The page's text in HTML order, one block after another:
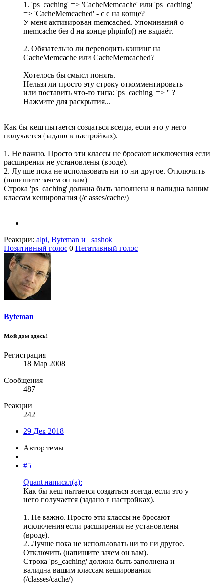
1. 'ps_caching' => 'CacheMemcache' или 'ps_caching'
=> 'CacheMemcached' - c d на конце?
У меня активирован memcached. Упоминаний о
memcache без d на конце phpinfo() не выдаёт.
2. Обязательно ли переводить кэшинг на
CacheMemcache или CacheMemcached?
Хотелось бы смысл понять.
Нельзя ли просто эту строку откомментировать
или поставить что-то типа: 'ps_caching' => '' ?
Нажмите для раскрытия...
Как бы кеш пытается создаться всегда, если это у него
получается (задано в настройках).
1. Не важно. Просто эти классы не бросают исключения если
расширения не установлены (вроде).
2. Лучше пока не использовать ни то ни другое. Отключить
(напишите зачем он вам).
Строка 'ps_caching' должна быть заполнена и валидна вашим
классам кеширования (/classes/cache/)
Реакции: alpi, Byteman и
_sashok
Позитивный голос 0 Негативный голос
Byteman
Мой дом здесь!
Регистрация
18 Мар 2008
Сообщения
487
Реакции
242
29 Дек 2018
Автор темы
#5
Quant написал(а):
Как бы кеш пытается создаться всегда, если это у
него получается (задано в настройках).
1. Не важно. Просто эти классы не бросают
исключения если расширения не установлены
(вроде).
2. Лучше пока не использовать ни то ни другое.
Отключить (напишите зачем он вам).
Строка 'ps_caching' должна быть заполнена и
валидна вашим классам кеширования
(/classes/cache/)